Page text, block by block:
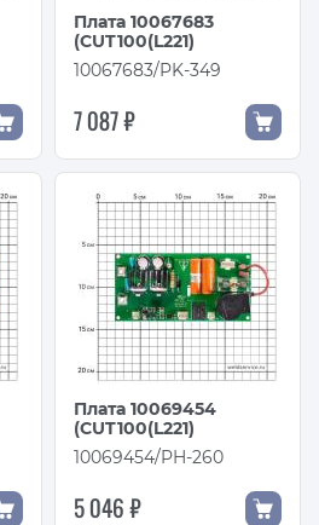
Плата 10067683
(CUT100(L221)
10067683/PK-349
7 087 ₽
Плата 10069454
(CUT100(L221)
10069454/PH-260
5 046 ₽